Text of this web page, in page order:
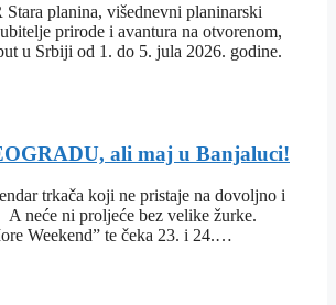
planina, višednevni planinarski
prirode i avantura na otvorenom,
u Srbiji od 1. do 5. jula 2026. godine.
ali maj u Banjaluci!
trkača koji ne pristaje na dovoljno i
A neće ni proljeće bez velike žurke.
Weekend” te čeka 23. i 24.…